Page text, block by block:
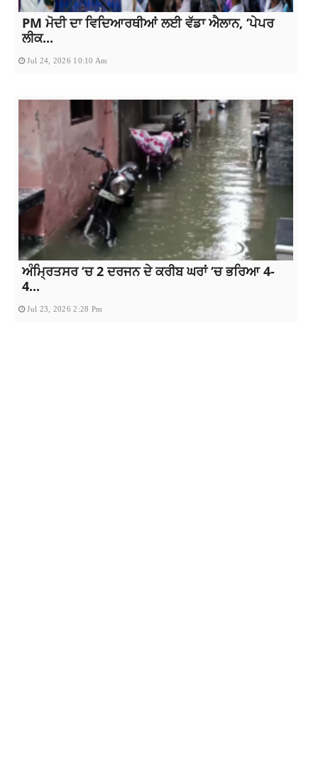
PM ਮੋਦੀ ਦਾ ਵਿਦਿਆਰਥੀਆਂ ਲਈ ਵੱਡਾ ਐਲਾਨ, ‘ਪੇਪਰ
ਲੀਕ...
Jul 24, 2026 10:10 Am
ਅੰਮ੍ਰਿਤਸਰ ‘ਚ 2 ਦਰਜਨ ਦੇ ਕਰੀਬ ਘਰਾਂ ‘ਚ ਭਰਿਆ 4-
4...
Jul 23, 2026 2:28 Pm